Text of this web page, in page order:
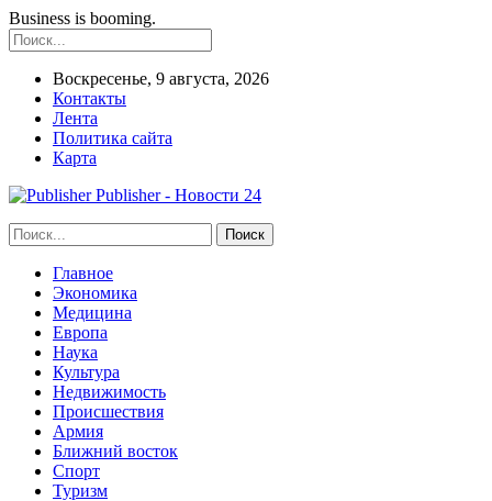
Business is booming.
Воскресенье, 9 августа, 2026
Контакты
Лента
Политика сайта
Карта
Publisher - Новости 24
Главное
Экономика
Медицина
Европа
Наука
Культура
Недвижимость
Происшествия
Армия
Ближний восток
Спорт
Туризм